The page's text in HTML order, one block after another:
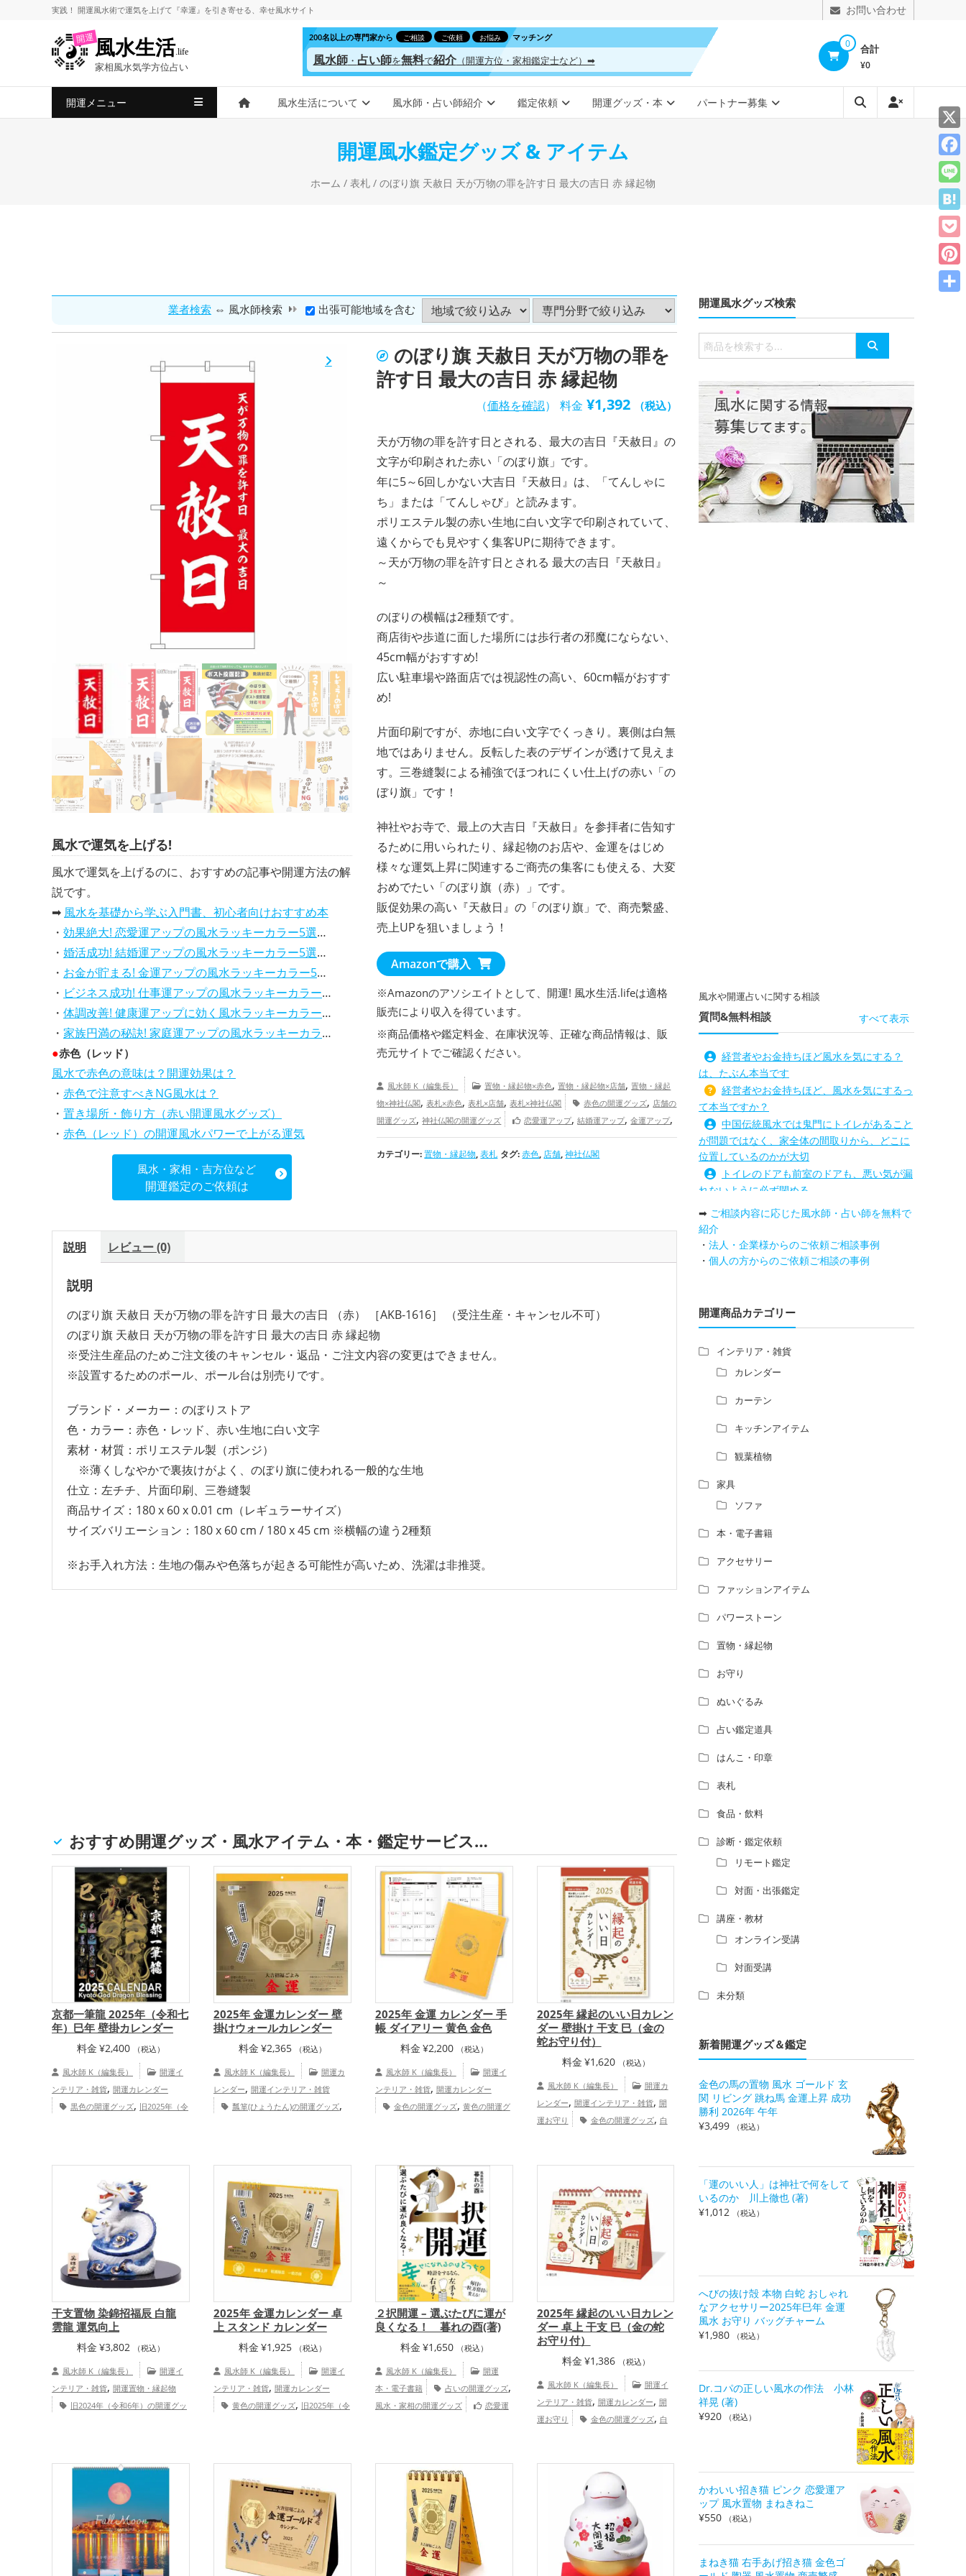
ス
実践！ 開運風水術で運気を上げて 『幸運』を引き寄せる、 幸せ風水サイト お問い合わせ
開運風水生活.life
家相風水気学方位占い
0 合計
¥0
200名以上の専門家から ご相談 ご依頼 お悩み マッチング
風水師・ 占い師を無料で紹介（開運方位・家相鑑定士など）➡
開運メニュー 風水生活について 風水師・占い師紹介 鑑定依頼 開運グッズ・本 パートナー募集
開運風水鑑定グッズ & アイテム
ホーム / 表札 / のぼり旗 天赦日 天が万物の罪を許す日 最大の吉日 赤 縁起物
業者検索 ⇔ 風水師検索 出張可能地域を含む
のぼり旗 天赦日 天が万物の罪を
許す日 最大の吉日 赤 縁起物
（価格を確認） 料金 ¥1,392 （税込）
天が万物の罪を許す日とされる、最大の吉日『天赦日』の
文字が印刷された赤い「のぼり旗」です。
年に5～6回しかない大吉日『天赦日』は、「てんしゃに
ち」または「てんしゃび」と読みます。
ポリエステル製の赤い生地に白い文字で印刷されていて、
遠くからでも見やすく集客UPに期待できます。
～天が万物の罪を許す日とされる 最大の吉日『天赦日』
～
のぼりの横幅は2種類です。
商店街や歩道に面した場所には歩行者の邪魔にならない、
45cm幅がおすすめ!
広い駐車場や路面店では視認性の高い、60cm幅がおすす
め!
片面印刷ですが、赤地に白い文字でくっきり。裏側は白無
地ではありません。反転した表のデザインが透けて見えま
す。三巻縫製による補強でほつれにくい仕上げの赤い「の
ぼり旗」です！
神社やお寺で、最上の大吉日『天赦日』を参拝者に告知す
るために用いられたり、縁起物のお店や、金運をはじめ
様々な運気上昇に関連するご商売の集客にも使える、大変
おめでたい「のぼり旗（赤）」です。
販促効果の高い『天赦日』の「のぼり旗」で、商売繫盛、
売上UPを狙いましょう！
Amazonで購入
※Amazonのアソシエイトとして、開運! 風水生活.lifeは適格
販売により収入を得ています。
※商品価格や鑑定料金、在庫状況等、正確な商品情報は、販
売元サイトでご確認ください。
風水師 K（編集長） 置物・縁起物×赤色,置物・縁起物×店舗,置物・縁起
物×神社仏閣,表札×赤色,表札×店舗,表札×神社仏閣 赤色の開運グッズ, 店舗の
開運グッズ,神社仏閣の開運グッズ 恋愛運アップ,結婚運アップ,金運アップ,
仕事運アップ,健康運アップ,家庭運・家族運アップ,総合運・全体運アップ
カテゴリー:置物・縁起物,表札 タグ:赤色, 店舗,神社仏閣
風水で運気を上げる!
風水で運気を上げるのに、おすすめの記事や開運方法の解
説です。
➡ 風水を基礎から学ぶ入門書、初心者向けおすすめ本
・ 効果絶大! 恋愛運アップの風水ラッキーカラー5選、解説付き
・ 婚活成功! 結婚運アップの風水ラッキーカラー5選、効果解説
・ お金が貯まる! 金運アップの風水ラッキーカラー5選、効果解説
・ ビジネス成功! 仕事運アップの風水ラッキーカラー5選、効果解説
・ 体調改善! 健康運アップに効く風水ラッキーカラー5選、効果と活用法を解説
・ 家族円満の秘訣! 家庭運アップの風水ラッキーカラー5選、効果解説
●赤色（レッド）
風水で赤色の意味は？開運効果は？
・ 赤色で注意すべきNG風水は？
・ 置き場所・飾り方（赤い開運風水グッズ）
・ 赤色（レッド）の開運風水パワーで上がる運気
風水・家相・吉方位など
開運鑑定のご依頼は
説明 レビュー (0)
説明
のぼり旗 天赦日 天が万物の罪を許す日 最大の吉日 （赤） ［AKB-1616］ （受注生産・キャンセル不可）
のぼり旗 天赦日 天が万物の罪を許す日 最大の吉日 赤 縁起物
※受注生産品のためご注文後のキャンセル・返品・ご注文内容の変更はできません。
※設置するためのポール、ポール台は別売りです。
ブランド・メーカー：のぼりストア
色・カラー：赤色・レッド、赤い生地に白い文字
素材・材質：ポリエステル製（ポンジ）
※薄くしなやかで裏抜けがよく、のぼり旗に使われる一般的な生地
仕立：左チチ、片面印刷、三巻縫製
商品サイズ：180 x 60 x 0.01 cm（レギュラーサイズ）
サイズバリエーション：180 x 60 cm / 180 x 45 cm ※横幅の違う2種類
※お手入れ方法：生地の傷みや色落ちが起きる可能性が高いため、洗濯は非推奨。
おすすめ開運グッズ・風水アイテム・本・鑑定サービス…
京都一筆龍 2025年（令和七
年）巳年 壁掛カレンダー
料金 ¥2,400 （税込）
風水師 K（編集長）
開運イ
ンテリア・雑貨, 開運カレンダー
黒色の開運グッズ, 旧2025年（令
総合運・全体運アップ
2025年 金運カレンダー 壁
掛けウォールカレンダー
料金 ¥2,365 （税込）
風水師 K（編集長）
開運カ
レンダー, 開運インテリア・雑貨
瓢箪(ひょうたん)の開運グッズ,
開運グッズ
恋愛運アップ,結婚
運アップ, 金運アップ,仕事運アップ
健康運アップ,家庭運・家族運アップ
総合運・全体運アップ
2025年 金運 カレンダー 手
帳 ダイアリー 黄色 金色
料金 ¥2,200 （税込）
風水師 K（編集長）
開運イ
ンテリア・雑貨, 開運カレンダー
金色の開運グッズ, 黄色の開運グ
八卦鏡（八角形の鏡）ミラーの
開運グッズ
金運アップ
2025年 縁起のいい日カレン
ダー 壁掛け 干支 巳（金の
蛇お守り付）
料金 ¥1,620 （税込）
風水師 K（編集長）
開運カ
レンダー, 開運インテリア・雑貨, 開
運お守り
金色の開運グッズ, 白
, ,
健康運アップ,家庭運・家族運
アップ,総合運・全体運アップ
干支置物 染錦招福辰 白龍
雲龍 運気向上
料金 ¥3,802 （税込）
風水師 K（編集長）
開運イ
ンテリア・雑貨, 開運置物・縁起物
旧2024年（令和6年）の開運グッ
事運アップ,健康運アップ,家庭運・
総合運・全体運アップ
2025年 金運カレンダー 卓
上 スタンド カレンダー
料金 ¥1,925 （税込）
風水師 K（編集長）
開運イ
ンテリア・雑貨, 開運カレンダー
黄色の開運グッズ, 旧2025年（令
運グッズ
恋愛運アップ,結婚運
アップ
,金運アップ,仕事運アップ,
康運アップ,家庭運・家族運アップ,
総合運・全体運アップ
２択開運 – 選ぶたびに運が
良くなる！ 暮れの酉(著)
料金 ¥1,650 （税込）
風水師 K（編集長）
開運
本・電子書籍
占いの開運グッズ,
風水・家相の開運グッズ
恋愛運
2025年 縁起のいい日カレン
ダー 卓上 干支 巳（金の蛇
お守り付）
料金 ¥1,386 （税込）
風水師 K（編集長）
開運イ
ンテリア・雑貨, 開運カレンダー, 開
運お守り
金色の開運グッズ, 白
, 金運アップ ,
健康運アップ
家庭運・家族運
総合運・全体運アップ
開運風水グッズ検索
検
索
象:
風水や開運占いに関する相談
質問&無料相談 すべて表示
経営者やお金持ちほど風水を気にする？
は、たぶん本当です
経営者やお金持ちほど、風水を気にするっ
て本当ですか？
中国伝統風水では鬼門にトイレがあること
が問題ではなく、家全体の間取りから、どこに
位置しているのかが大切
トイレのドアも前室のドアも、悪い気が漏
れないように必ず閉める
路沖殺対策としては、お庭に道路との垣根
を造られるとよい
庭を広げると路沖殺（ろちゅうさつ）は防
げますか？
方角にあるトイレの位置はずれますか？
青澄杏樹 （アオスミアンジュ）先生から
占い師さんは、幽霊を見たことがあります
か？
家相風水の診断・鑑定料金や相場について
風水の流派について教えてください。
か？
風水師になるには、どんな勉強をすればい
いですか？
➡ ご相談内容に応じた風水師・占い師を無料で
紹介
・ 法人・企業様からのご依頼ご相談事例
・ 個人の方からのご依頼ご相談の事例
開運商品カテゴリー
インテリア・雑貨
カレンダー
カーテン
キッチンアイテム
観葉植物
家具
ソファ
本・電子書籍
アクセサリー
ファッションアイテム
パワーストーン
置物・縁起物
お守り
ぬいぐるみ
占い鑑定道具
はんこ・印章
表札
食品・飲料
診断・鑑定依頼
リモート鑑定
対面・出張鑑定
講座・教材
オンライン受講
対面受講
未分類
新着開運グッズ＆鑑定
金色の馬の置物 風水 ゴールド 玄
関 リビング 跳ね馬 金運上昇 成功
勝利 2026年 午年
¥3,499 （税込）
「運のいい人」は神社で何をして
いるのか 川上徹也 (著)
¥1,012 （税込）
へびの抜け殻 本物 白蛇 おしゃれ
なアクセサリー2025年巳年 金運
風水 お守り バッグチャーム
¥1,980 （税込）
Dr.コパの正しい風水の作法 小林
祥晃 (著)
¥920 （税込）
かわいい招き猫 ピンク 恋愛運ア
ップ 風水置物 まねきねこ
¥550 （税込）
まねき猫 右手あげ招き猫 金色ゴ
X
Line